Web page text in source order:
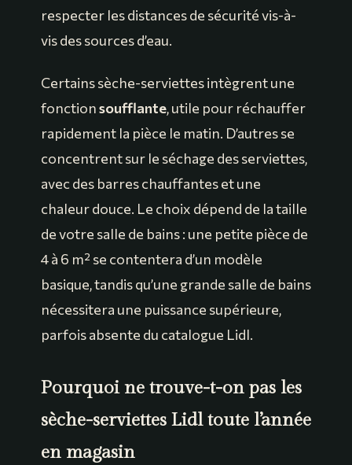
respecter les distances de sécurité vis-à-
vis des sources d’eau.
Certains sèche-serviettes intègrent une
fonctionsoufflante, utile pour réchauffer
rapidement la pièce le matin. D’autres se
concentrent sur le séchage des serviettes,
avec des barres chauffantes et une
chaleur douce. Le choix dépend de la taille
de votre salle de bains : une petite pièce de
4 à 6 m² se contentera d’un modèle
basique, tandis qu’une grande salle de bains
nécessitera une puissance supérieure,
parfois absente du catalogue Lidl.
Pourquoi ne trouve-t-on pas les
sèche-serviettes Lidl toute l’année
en magasin